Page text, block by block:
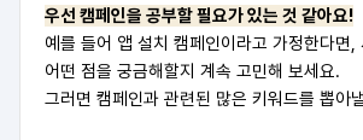
우선 캠페인을 공부할 필요가 있는 것 같아요!
예를 들어 앱 설치 캠페인이라고 가정한다면,
어떤 점을 궁금해할지 계속 고민해 보세요.
그러면 캠페인과 관련된 많은 키워드를 뽑아